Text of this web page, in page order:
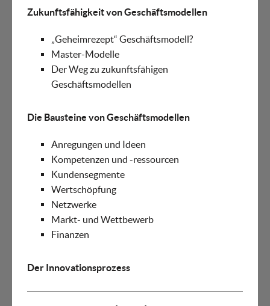
Zukunftsfähigkeit von Geschäftsmodellen
„Geheimrezept“ Geschäftsmodell?
Master-Modelle
Der Weg zu zukunftsfähigen
Geschäftsmodellen
Die Bausteine von Geschäftsmodellen
Anregungen und Ideen
Kompetenzen und -ressourcen
Kundensegmente
Wertschöpfung
Netzwerke
Markt- und Wettbewerb
Finanzen
Der Innovationsprozess